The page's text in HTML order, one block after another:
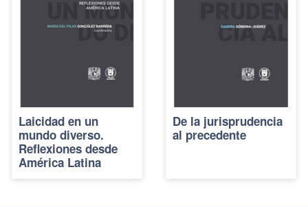
Laicidad en un
mundo diverso.
Reflexiones desde
América Latina
De la jurisprudencia
al precedente